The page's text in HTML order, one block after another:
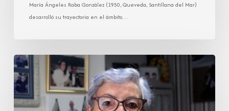
María Ángeles Raba González (1950, Queveda, Santillana del Mar)
desarrolló su trayectoria en el ámbito…
María
Juana
Gómez
Gómez